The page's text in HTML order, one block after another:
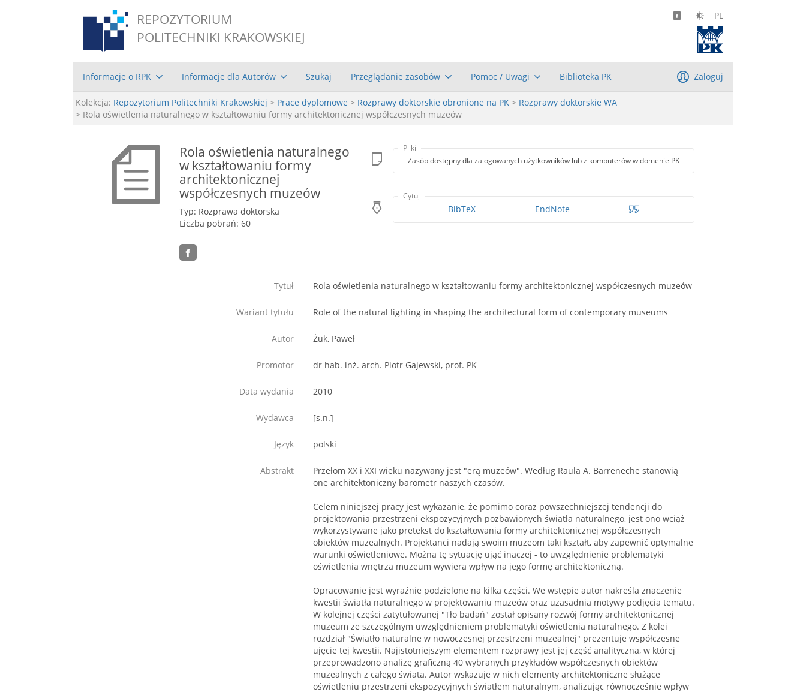
REPOZYTORIUM
POLITECHNIKI KRAKOWSKIEJ
PL
Informacje o RPK Informacje dla Autorów Szukaj Przeglądanie zasobów Pomoc / Uwagi Biblioteka PK Zaloguj
Kolekcja: Repozytorium Politechniki Krakowskiej > Prace dyplomowe > Rozprawy doktorskie obronione na PK > Rozprawy doktorskie WA
> Rola oświetlenia naturalnego w kształtowaniu formy architektonicznej współczesnych muzeów
Rola oświetlenia naturalnego
w kształtowaniu formy
architektonicznej
współczesnych muzeów
Typ: Rozprawa doktorska
Liczba pobrań: 60
Pliki
Zasób dostępny dla zalogowanych użytkowników lub z komputerów w domenie PK
Cytuj
BibTeX EndNote
Tytuł Rola oświetlenia naturalnego w kształtowaniu formy architektonicznej współczesnych muzeów
Wariant tytułu Role of the natural lighting in shaping the architectural form of contemporary museums
Autor Żuk, Paweł
Promotor dr hab. inż. arch. Piotr Gajewski, prof. PK
Data wydania 2010
Wydawca [s.n.]
Język polski
Abstrakt
Przełom XX i XXI wieku nazywany jest "erą muzeów". Według Raula A. Barreneche stanowią
one architektoniczny barometr naszych czasów.
Celem niniejszej pracy jest wykazanie, że pomimo coraz powszechniejszej tendencji do
projektowania przestrzeni ekspozycyjnych pozbawionych światła naturalnego, jest ono wciąż
wykorzystywane jako pretekst do kształtowania formy architektonicznej współczesnych
obiektów muzealnych. Projektanci nadają swoim muzeom taki kształt, aby zapewnić optymalne
warunki oświetleniowe. Można tę sytuację ująć inaczej - to uwzględnienie problematyki
oświetlenia wnętrza muzeum wywiera wpływ na jego formę architektoniczną.
Opracowanie jest wyraźnie podzielone na kilka części. We wstępie autor nakreśla znaczenie
kwestii światła naturalnego w projektowaniu muzeów oraz uzasadnia motywy podjęcia tematu.
W kolejnej części zatytułowanej "Tło badań" został opisany rozwój formy architektonicznej
muzeum ze szczególnym uwzględnieniem problematyki oświetlenia naturalnego. Z kolei
rozdział "Światło naturalne w nowoczesnej przestrzeni muzealnej" prezentuje współczesne
ujęcie tej kwestii. Najistotniejszym elementem rozprawy jest jej część analityczna, w której
przeprowadzono analizę graficzną 40 wybranych przykładów współczesnych obiektów
muzealnych z całego świata. Autor wskazuje w nich elementy architektoniczne służące
oświetleniu przestrzeni ekspozycyjnych światłem naturalnym, analizując równocześnie wpływ